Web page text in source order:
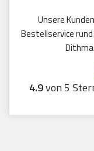
Unsere
Bestellservice
4.9von 5